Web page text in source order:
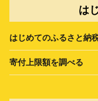
は
はじめてのふるさと納
寄付上限額を調べる